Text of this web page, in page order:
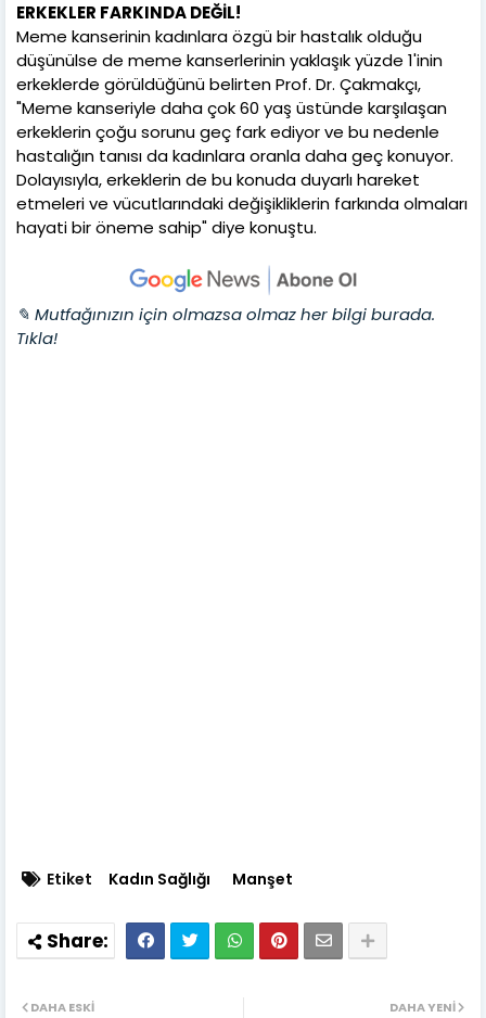
ERKEKLER FARKINDA DEĞİL!
Meme kanserinin kadınlara özgü bir hastalık olduğu
düşünülse de meme kanserlerinin yaklaşık yüzde 1'inin
erkeklerde görüldüğünü belirten Prof. Dr. Çakmakçı,
"Meme kanseriyle daha çok 60 yaş üstünde karşılaşan
erkeklerin çoğu sorunu geç fark ediyor ve bu nedenle
hastalığın tanısı da kadınlara oranla daha geç konuyor.
Dolayısıyla, erkeklerin de bu konuda duyarlı hareket
etmeleri ve vücutlarındaki değişikliklerin farkında olmaları
hayati bir öneme sahip" diye konuştu.
✎ Mutfağınızın için olmazsa olmaz her bilgi burada.
Tıkla!
Etiket Kadın Sağlığı Manşet
DAHA YENI
DAHA ESKI